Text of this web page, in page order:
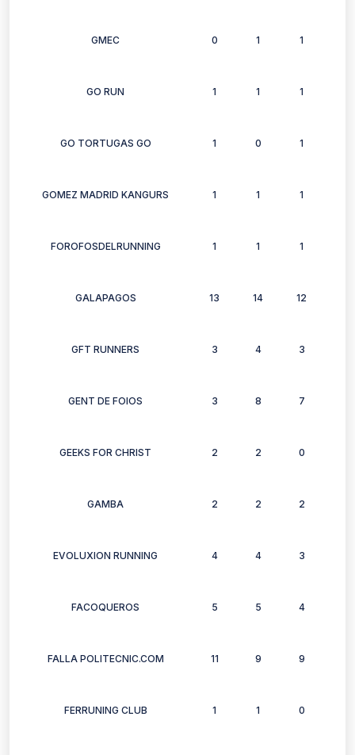
GMEC 0 1 1
GO RUN 1 1 1
GO TORTUGAS GO 1 0 1
GOMEZ MADRID KANGURS 1 1 1
FOROFOSDELRUNNING 1 1 1
GALAPAGOS 13 14 12
GFT RUNNERS 3 4 3
GENT DE FOIOS 3 8 7
GEEKS FOR CHRIST 2 2 0
GAMBA 2 2 2
EVOLUXION RUNNING 4 4 3
FACOQUEROS 5 5 4
FALLA POLITECNIC.COM 11 9 9
FERRUNING CLUB 1 1 0